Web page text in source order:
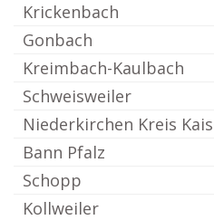
Krickenbach
Gonbach
Kreimbach-Kaulbach
Schweisweiler
Niederkirchen Kreis
Bann Pfalz
Schopp
Kollweiler